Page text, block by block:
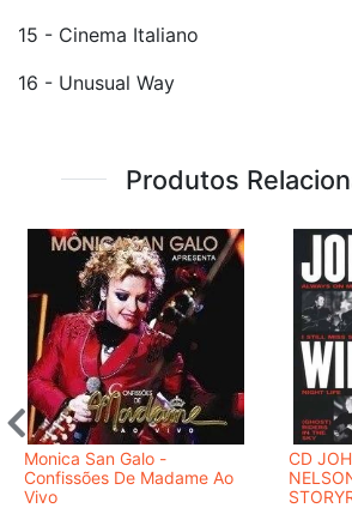
15 - Cinema Italiano
16 - Unusual Way
Produtos
Monica San Galo -
Confissões De Madame Ao
Vivo
CD